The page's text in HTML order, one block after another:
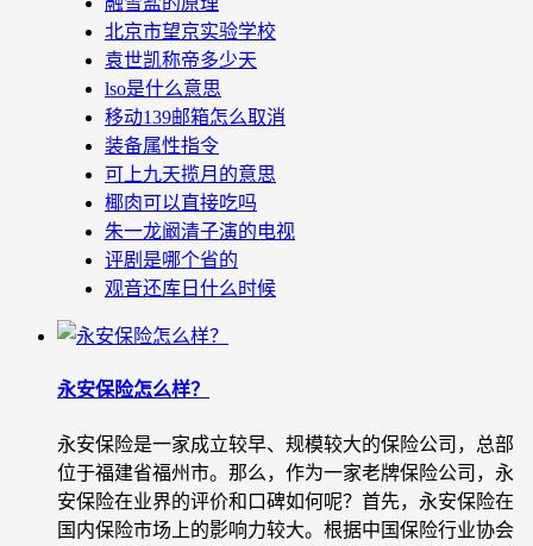
北京市望京实验学校
袁世凯称帝多少天
lso是什么意思
移动139邮箱怎么取消
装备属性指令
可上九天揽月的意思
椰肉可以直接吃吗
朱一龙阚清子演的电视
评剧是哪个省的
观音还库日什么时候
永安保险怎么样？
永安保险是一家成立较早、规模较大的保险公司，总部
位于福建省福州市。那么，作为一家老牌保险公司，永
安保险在业界的评价和口碑如何呢？首先，永安保险在
国内保险市场上的影响力较大。根据中国保险行业协会